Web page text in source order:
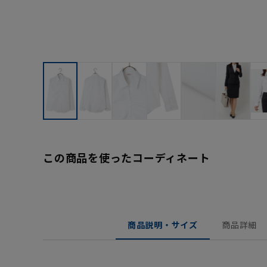
この商品を使ったコーディネート
商品説明・サイズ 商品詳細